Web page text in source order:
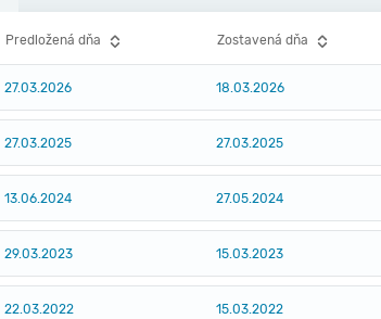
Predložená dňa Zostavená dňa
27.03.2026 18.03.2026
27.03.2025 27.03.2025
13.06.2024 27.05.2024
29.03.2023 15.03.2023
22.03.2022 15.03.2022